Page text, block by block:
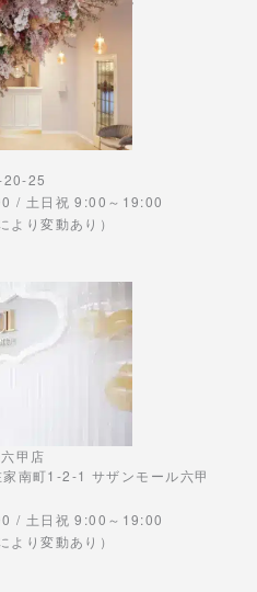
20-25
/ 土日祝 9:00～19:00
り変動あり）
甲店
南町1-2-1 サザンモール六甲
/ 土日祝 9:00～19:00
り変動あり）